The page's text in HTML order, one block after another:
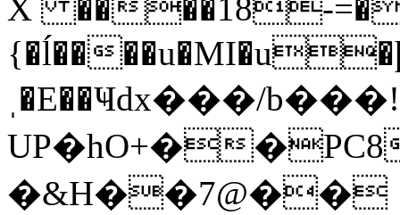
X ����18-
{�ĺ��
ˌ�E��Ҹdx���/
UP�hO+�
�&H��7@��